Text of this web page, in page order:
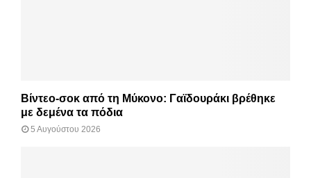
Βίντεο-σοκ από τη Μύκονο: Γαϊδουράκι βρέθηκε
με δεμένα τα πόδια
5 Αυγούστου 2026